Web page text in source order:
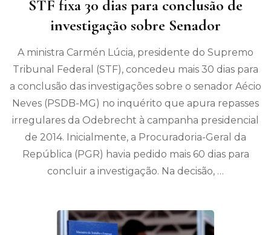
STF fixa 30 dias para conclusão de
investigação sobre Senador
A ministra Carmén Lúcia, presidente do Supremo
Tribunal Federal (STF), concedeu mais 30 dias para
a conclusão das investigações sobre o senador Aécio
Neves (PSDB-MG) no inquérito que apura repasses
irregulares da Odebrecht à campanha presidencial
de 2014. Inicialmente, a Procuradoria-Geral da
República (PGR) havia pedido mais 60 dias para
concluir a investigação. Na decisão, …